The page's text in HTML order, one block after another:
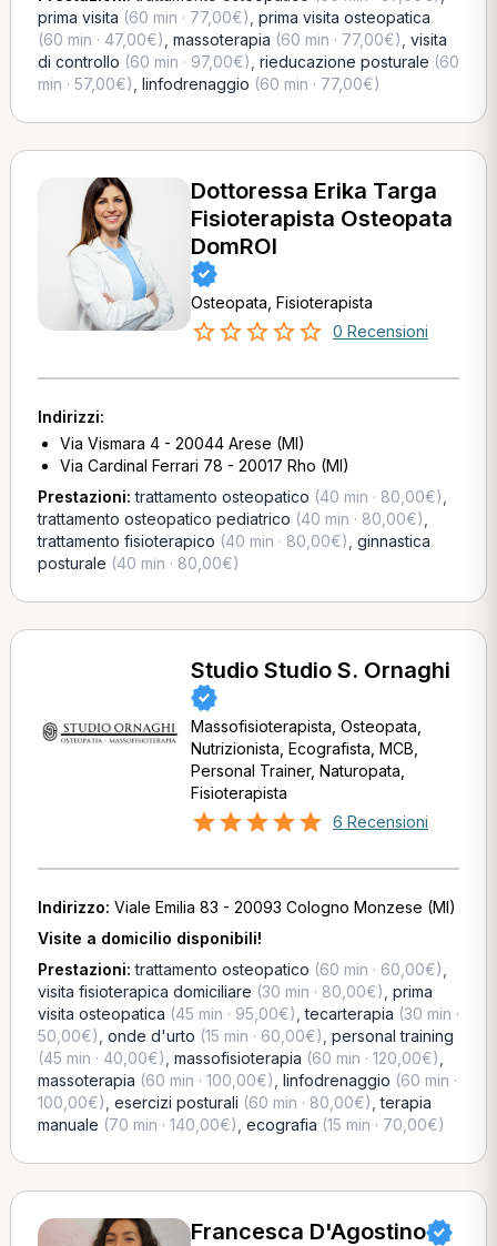
prima visita (60 min · 77,00€) prima visita osteopatica
(60 min · 47,00€) massoterapia (60 min · 77,00€) visita
di controllo (60 min · 97,00€) rieducazione posturale (60
min · 57,00€) linfodrenaggio (60 min · 77,00€)
Dottoressa Erika Targa
Fisioterapista Osteopata
DomROI
Osteopata, Fisioterapista
0 Recensioni
Indirizzi:
Via Vismara 4 - 20044 Arese (MI)
Via Cardinal Ferrari 78 - 20017 Rho (MI)
Prestazioni:trattamento osteopatico (40 min · 80,00€)
trattamento osteopatico pediatrico (40 min · 80,00€)
trattamento fisioterapico (40 min · 80,00€) ginnastica
posturale (40 min · 80,00€)
Studio Studio S. Ornaghi
Massofisioterapista, Osteopata,
Nutrizionista, Ecografista, MCB,
Personal Trainer, Naturopata,
Fisioterapista
6 Recensioni
Indirizzo: Viale Emilia 83 - 20093 Cologno Monzese (MI)
Visite a domicilio disponibili!
Prestazioni:trattamento osteopatico (60 min · 60,00€)
visita fisioterapica domiciliare (30 min · 80,00€) prima
visita osteopatica (45 min · 95,00€) ,tecarterapia (30 min ·
50,00€) onde d'urto (15 min · 60,00€) personal training
(45 min · 40,00€) massofisioterapia (60 min · 120,00€)
massoterapia (60 min · 100,00€) linfodrenaggio (60 min ·
100,00€) esercizi posturali (60 min · 80,00€) ,terapia
manuale (70 min · 140,00€) ecografia (15 min · 70,00€)
Francesca D'Agostino